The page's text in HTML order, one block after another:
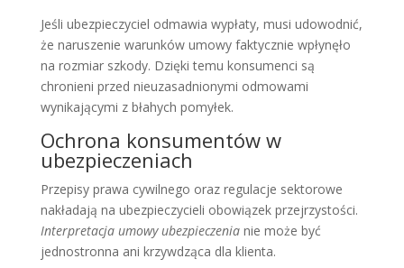
Jeśli ubezpieczyciel odmawia wypłaty, musi udowodnić,
że naruszenie warunków umowy faktycznie wpłynęło
na rozmiar szkody. Dzięki temu konsumenci są
chronieni przed nieuzasadnionymi odmowami
wynikającymi z błahych pomyłek.
Ochrona konsumentów w
ubezpieczeniach
Przepisy prawa cywilnego oraz regulacje sektorowe
nakładają na ubezpieczycieli obowiązek przejrzystości.
Interpretacja umowy ubezpieczenianie może być
jednostronna ani krzywdząca dla klienta.